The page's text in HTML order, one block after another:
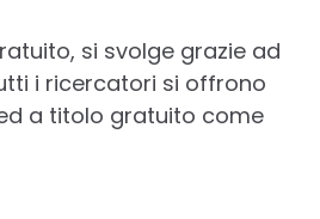
si svolge grazie ad
i ricercatori si offrono
a titolo gratuito come